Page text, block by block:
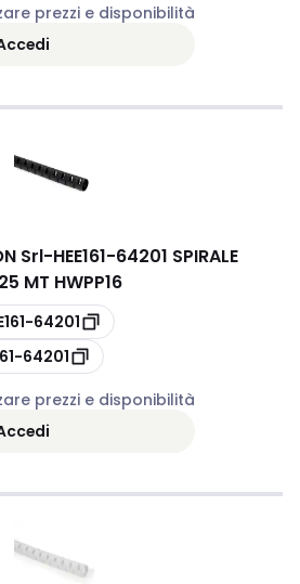
prezzi e disponibilità
Srl-HEE161-64201 SPIRALE
MT HWPP16
64201
64201
prezzi e disponibilità